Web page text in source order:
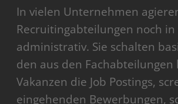
In vielen Unternehmen
Recruitingabteilungen noch
administrativ. Sie schalten
den aus den
Vakanzen die Job Postings,
eingehenden Bewerbungen,